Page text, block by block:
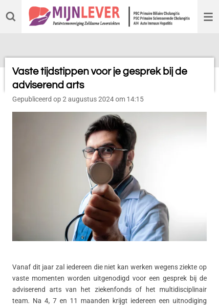
direct
Vaste tijdstippen voor je gesprek bij de
adviserend arts
Gepubliceerd op 2 augustus 2024 om 14:15
Vanaf dit jaar zal iedereen die niet kan werken wegens ziekte op
vaste momenten worden uitgenodigd voor een gesprek bij de
adviserend arts van het ziekenfonds of het multidisciplinair
team. Na 4, 7 en 11 maanden krijgt iedereen een uitnodiging